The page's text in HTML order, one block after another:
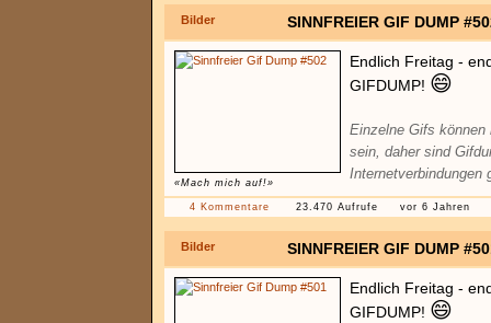
Bilder SINNFREIER GIF DUMP
«Mach mich auf!»
Endlich Freitag -
GIFDUMP! 😄
Einzelne Gifs können
sein, daher sind
Internetverbindungen
4 Kommentare 23.470 Aufrufe vor 6 Jahren
Bilder SINNFREIER GIF DUMP
Endlich Freitag -
GIFDUMP! 😄